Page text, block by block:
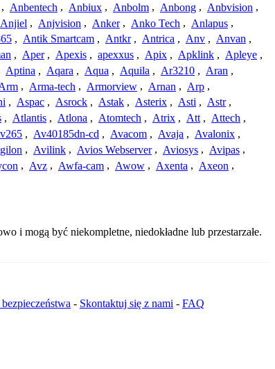
, Anbentech , Anbiux , Anbolm , Anbong , Anbvision ,
Anjiel , Anjvision , Anker , Anko Tech , Anlapus ,
, Antik Smartcam , Antkr , Antrica , Anv , Anvan ,
, Aper , Apexis , apexxus , Apix , Apklink , Apleye ,
Aptina , Aqara , Aqua , Aquila , Ar3210 , Aran ,
, Arma-tech , Armorview , Arnan , Arp ,
, Aspac , Asrock , Astak , Asterix , Asti , Astr ,
, Atlantis , Atlona , Atomtech , Atrix , Att , Attech ,
, Av40185dn-cd , Avacom , Avaja , Avalonix ,
, Avilink , Avios Webserver , Aviosys , Avipas ,
, Avz , Awfa-cam , Awow , Axenta , Axeon ,
i mogą być niekompletne, niedokładne lub przestarzałe.
- Skontaktuj się z nami - FAQ